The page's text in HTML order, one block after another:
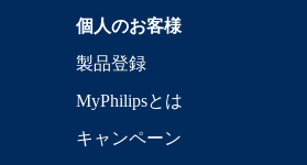
個人のお客様
製品登録
MyPhilipsとは
キャンペーン